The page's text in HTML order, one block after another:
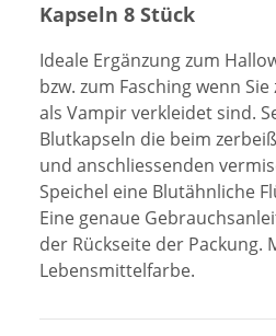
Kapseln 8 Stück
Ideale Ergänzung zum
bzw. zum Fasching wenn
als Vampir verkleidet sind.
Blutkapseln die beim
und anschliessenden
Speichel eine Blutähnliche
Eine genaue
der Rückseite der Packung.
Lebensmittelfarbe.